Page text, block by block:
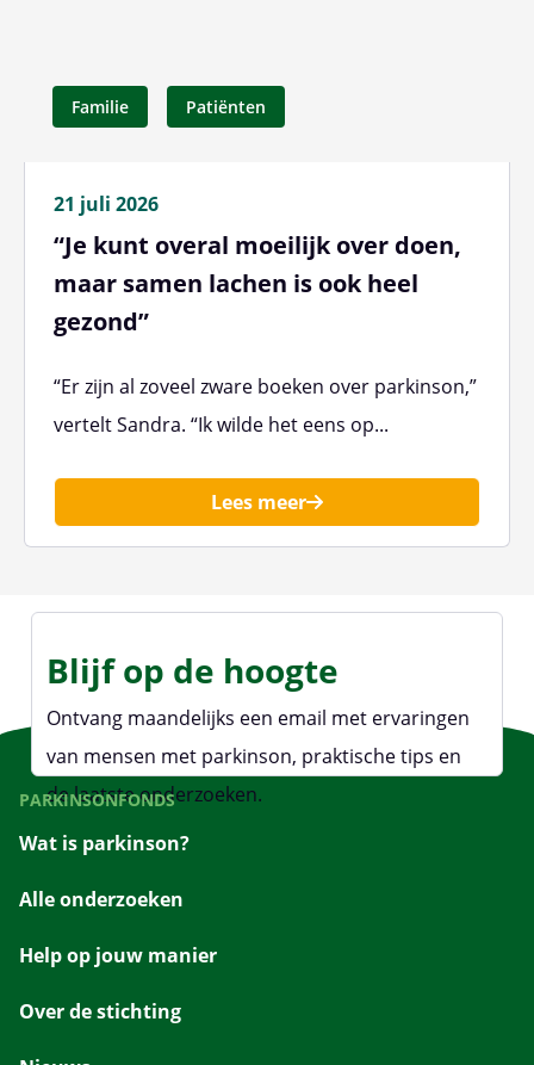
Familie Patiënten
21 juli 2026
“Je kunt overal moeilijk over doen,
maar samen lachen is ook heel
gezond”
“Er zijn al zoveel zware boeken over parkinson,”
vertelt Sandra. “Ik wilde het eens op...
Lees meer
Blijf op de hoogte
Ontvang maandelijks een email met ervaringen
van mensen met parkinson, praktische tips en
de laatste onderzoeken.
PARKINSONFONDS
Wat is parkinson?
Alle onderzoeken
Help op jouw manier
Over de stichting